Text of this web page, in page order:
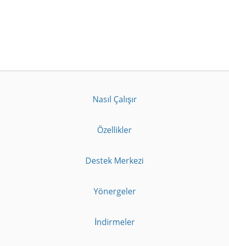
Nasıl Çalışır
Özellikler
Destek Merkezi
Yönergeler
İndirmeler